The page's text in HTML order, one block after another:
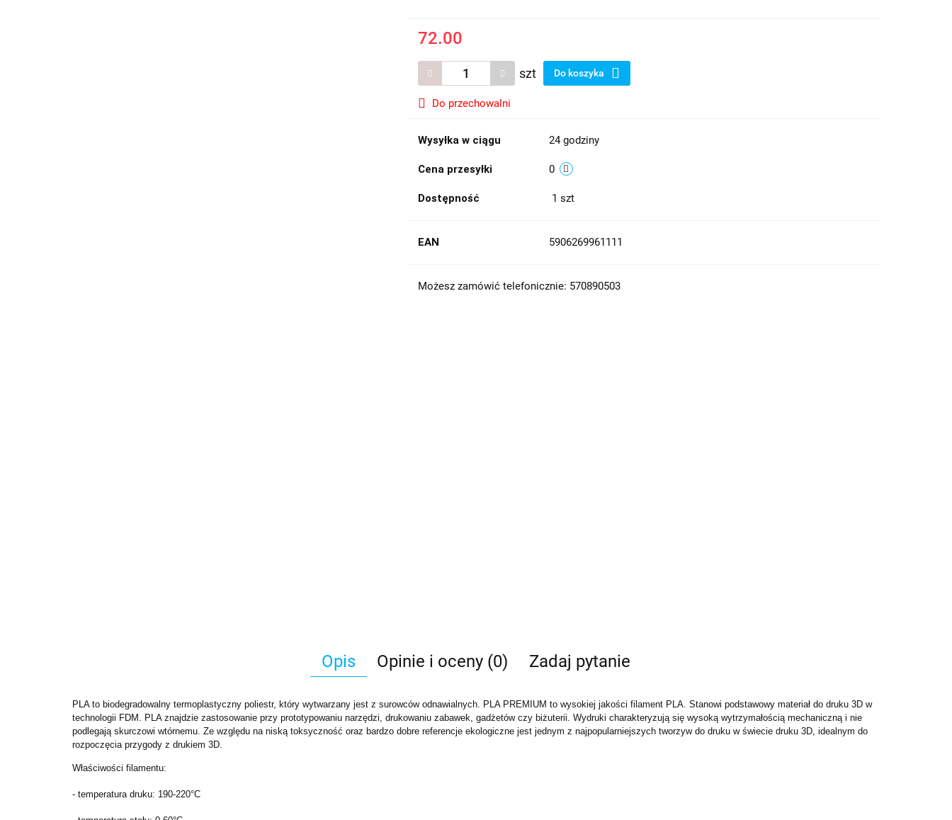
72.00
szt Do koszyka
Do przechowalni
Wysyłka w ciągu 24 godziny
Cena przesyłki 0
Dostępność 1 szt
EAN 5906269961111
Możesz zamówić telefonicznie: 570890503
Opis Opinie i oceny (0) Zadaj pytanie
PLA to biodegradowalny termoplastyczny poliestr, który wytwarzany jest z surowców odnawialnych. PLA PREMIUM to wysokiej jakości filament PLA. Stanowi podstawowy materiał do druku 3D w
technologii FDM. PLA znajdzie zastosowanie przy prototypowaniu narzędzi, drukowaniu zabawek, gadżetów czy biżuterii. Wydruki charakteryzują się wysoką wytrzymałością mechaniczną i nie
podlegają skurczowi wtórnemu. Ze względu na niską toksyczność oraz bardzo dobre referencje ekologiczne jest jednym z najpopularniejszych tworzyw do druku w świecie druku 3D, idealnym do
rozpoczęcia przygody z drukiem 3D.
Właściwości filamentu:
- temperatura druku: 190-220°C